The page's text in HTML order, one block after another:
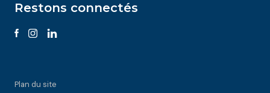
Restons connectés
Plan du site